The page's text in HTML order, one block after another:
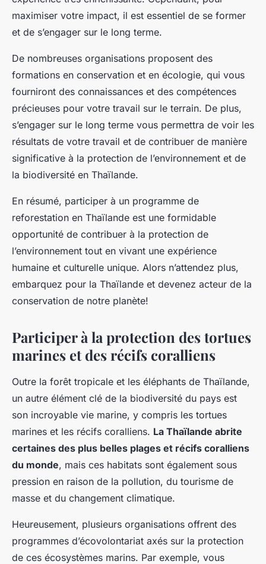
maximiser votre impact, il est essentiel de se former
et de s’engager sur le long terme.
De nombreuses organisations proposent des
formations en conservation et en écologie, qui vous
fourniront des connaissances et des compétences
précieuses pour votre travail sur le terrain. De plus,
s’engager sur le long terme vous permettra de voir les
résultats de votre travail et de contribuer de manière
significative à la protection de l’environnement et de
la biodiversité en Thaïlande.
En résumé, participer à un programme de
reforestation en Thaïlande est une formidable
opportunité de contribuer à la protection de
l’environnement tout en vivant une expérience
humaine et culturelle unique. Alors n’attendez plus,
embarquez pour la Thaïlande et devenez acteur de la
conservation de notre planète!
Participer à la protection des tortues
marines et des récifs coralliens
Outre la forêt tropicale et les éléphants de Thaïlande,
un autre élément clé de la biodiversité du pays est
son incroyable vie marine, y compris les tortues
marines et les récifs coralliens. La Thaïlande abrite
certaines des plus belles plages et récifs coralliens
du monde, mais ces habitats sont également sous
pression en raison de la pollution, du tourisme de
masse et du changement climatique.
Heureusement, plusieurs organisations offrent des
programmes d’écovolontariat axés sur la protection
de ces écosystèmes marins. Par exemple, vous